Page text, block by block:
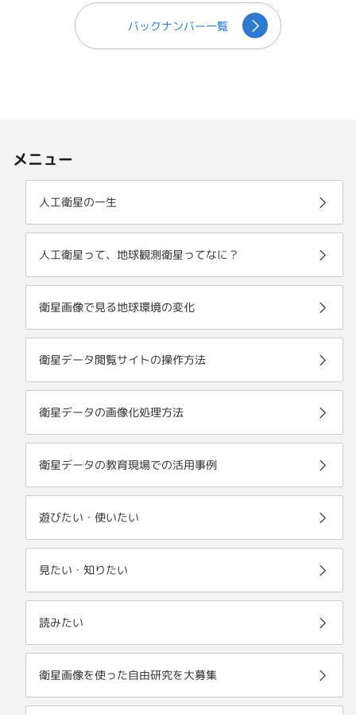
バックナンバー一覧
メニュー
人工衛星の一生
人工衛星って、地球観測衛星ってなに？
衛星画像で見る地球環境の変化
衛星データ閲覧サイトの操作方法
衛星データの画像化処理方法
衛星データの教育現場での活用事例
遊びたい・使いたい
見たい・知りたい
読みたい
衛星画像を使った自由研究を大募集